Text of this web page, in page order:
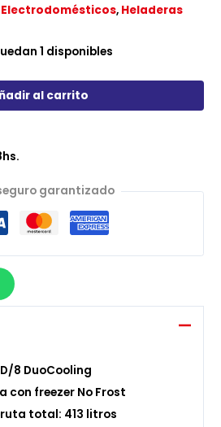
Electrodomésticos, Heladeras
1 disponibles
al carrito
garantizado
8 DuoCooling
con freezer No Frost
total: 413 litros